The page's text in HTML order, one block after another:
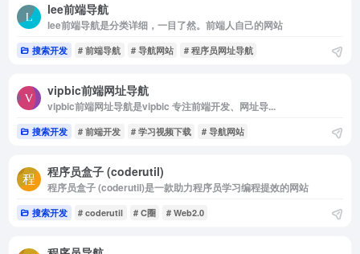
lee前端导航
lee前端导航是分类详细，一目了然。前端人自己的网站
搜索开发 # 前端导航 # 导航网站 # 程序员网址导航
vipbic前端网址导航
vipbic前端网址导航是vipbic 专注前端开发、网址导...
搜索开发 # 前端开发 # 学习视频下载 # 导航网站
程序员盒子 (coderutil)
程序员盒子 (coderutil)是一款助力程序员学习编程提效的网站
搜索开发 # coderutil # C圈 # Web2.0